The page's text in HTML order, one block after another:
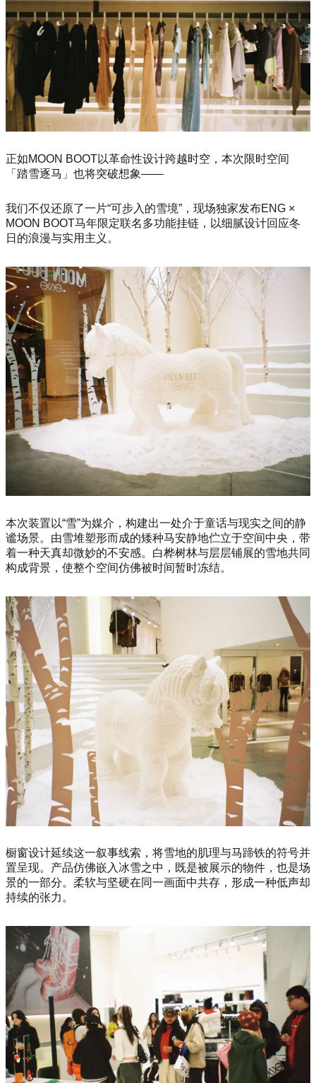
正如MOON BOOT以革命性设计跨越时空，本次限时空间
「踏雪逐马」也将突破想象——
我们不仅还原了一片“可步入的雪境”，现场独家发布ENG ×
MOON BOOT马年限定联名多功能挂链，以细腻设计回应冬
日的浪漫与实用主义。
本次装置以“雪”为媒介，构建出一处介于童话与现实之间的静
谧场景。由雪堆塑形而成的矮种马安静地伫立于空间中央，带
着一种天真却微妙的不安感。白桦树林与层层铺展的雪地共同
构成背景，使整个空间仿佛被时间暂时冻结。
橱窗设计延续这一叙事线索，将雪地的肌理与马蹄铁的符号并
置呈现。产品仿佛嵌入冰雪之中，既是被展示的物件，也是场
景的一部分。柔软与坚硬在同一画面中共存，形成一种低声却
持续的张力。